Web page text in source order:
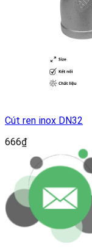
Cút ren inox DN32
666₫